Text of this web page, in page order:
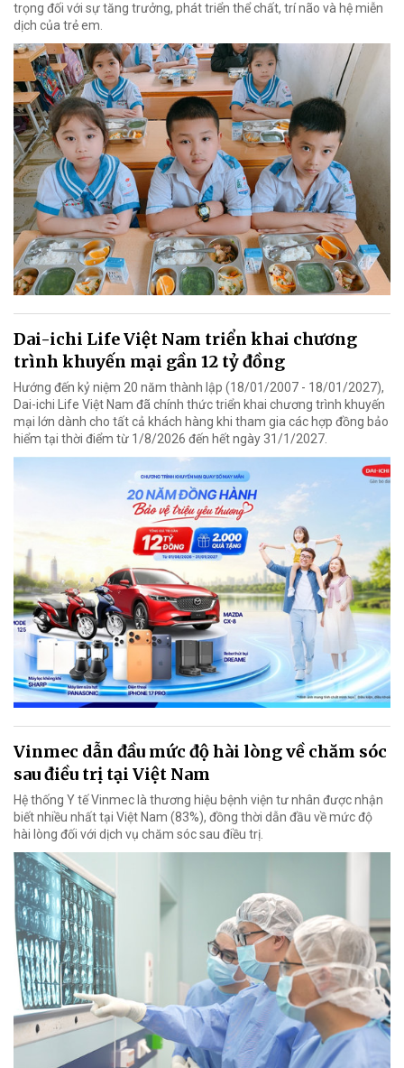
trọng đối với sự tăng trưởng, phát triển thể chất, trí não và hệ miễn
dịch của trẻ em.
Dai-ichi Life Việt Nam triển khai chương
trình khuyến mại gần 12 tỷ đồng
Hướng đến kỷ niệm 20 năm thành lập (18/01/2007 - 18/01/2027),
Dai-ichi Life Việt Nam đã chính thức triển khai chương trình khuyến
mại lớn dành cho tất cả khách hàng khi tham gia các hợp đồng bảo
hiểm tại thời điểm từ 1/8/2026 đến hết ngày 31/1/2027.
Vinmec dẫn đầu mức độ hài lòng về chăm sóc
sau điều trị tại Việt Nam
Hệ thống Y tế Vinmec là thương hiệu bệnh viện tư nhân được nhận
biết nhiều nhất tại Việt Nam (83%), đồng thời dẫn đầu về mức độ
hài lòng đối với dịch vụ chăm sóc sau điều trị.